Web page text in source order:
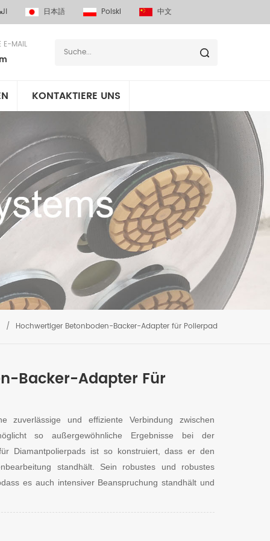
日本語 Polski 中文
E-MAIL
KONTAKTIERE UNS
/ Hochwertiger Betonboden-Backer-Adapter für Polierpad
Backer-Adapter Für
zuverlässige und effiziente Verbindung zwischen
so außergewöhnliche Ergebnisse bei der
Diamantpolierpads ist so konstruiert, dass er den
standhält. Sein robustes und robustes
es auch intensiver Beanspruchung standhält und